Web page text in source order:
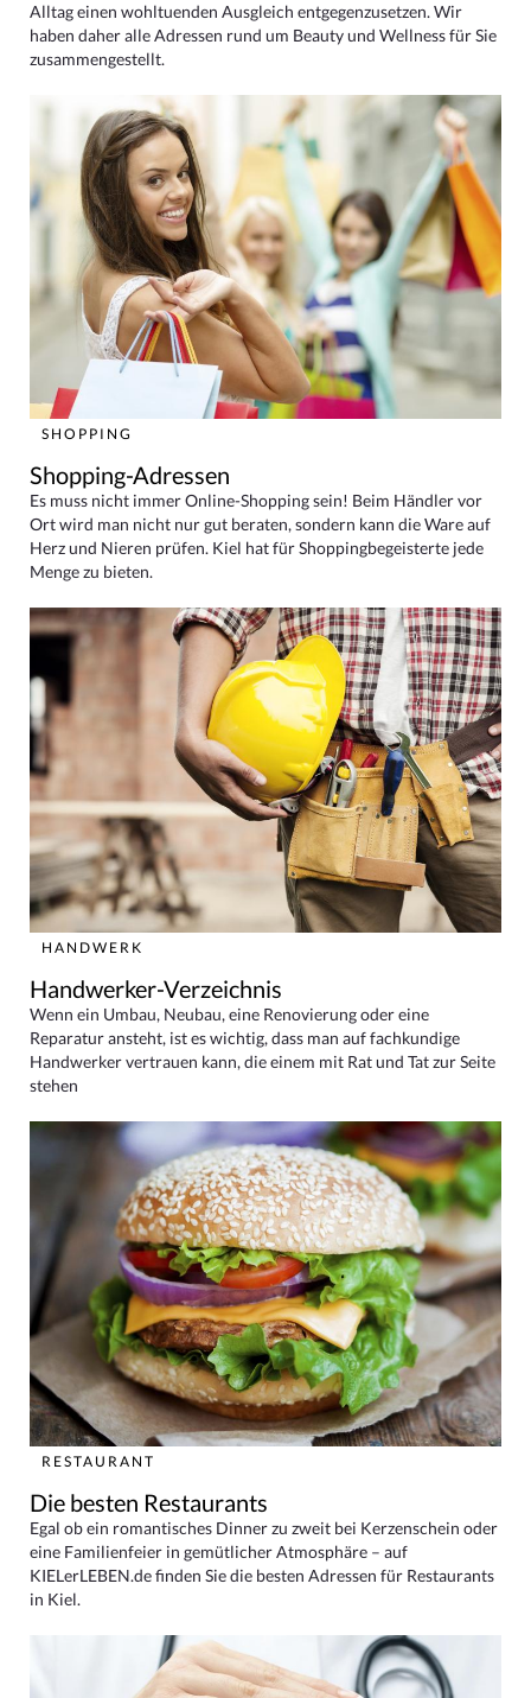
Alltag einen wohltuenden Ausgleich entgegenzusetzen. Wir
haben daher alle Adressen rund um Beauty und Wellness für Sie
zusammengestellt.
SHOPPING
Shopping-Adressen
Es muss nicht immer Online-Shopping sein! Beim Händler vor
Ort wird man nicht nur gut beraten, sondern kann die Ware auf
Herz und Nieren prüfen. Kiel hat für Shoppingbegeisterte jede
Menge zu bieten.
HANDWERK
Handwerker-Verzeichnis
Wenn ein Umbau, Neubau, eine Renovierung oder eine
Reparatur ansteht, ist es wichtig, dass man auf fachkundige
Handwerker vertrauen kann, die einem mit Rat und Tat zur Seite
stehen
RESTAURANT
Die besten Restaurants
Egal ob ein romantisches Dinner zu zweit bei Kerzenschein oder
eine Familienfeier in gemütlicher Atmosphäre – auf
KIELerLEBEN.de finden Sie die besten Adressen für Restaurants
in Kiel.